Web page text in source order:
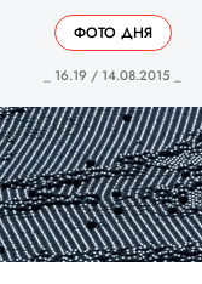
ФОТО ДНЯ
_ 16.19 / 14.08.2015 _